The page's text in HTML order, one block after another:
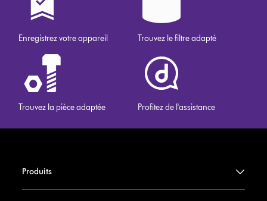
Enregistrez votre appareil Trouvez le filtre adapté
Trouvez la pièce adaptée Profitez de l'assistance
Produits